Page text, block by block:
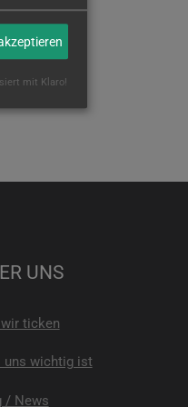
UNS
ticken
uns wichtig ist
/ News
mit Klaro!